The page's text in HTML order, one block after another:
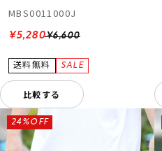
MBS0011000J
¥6,600
¥5,280
比較する
24%OFF